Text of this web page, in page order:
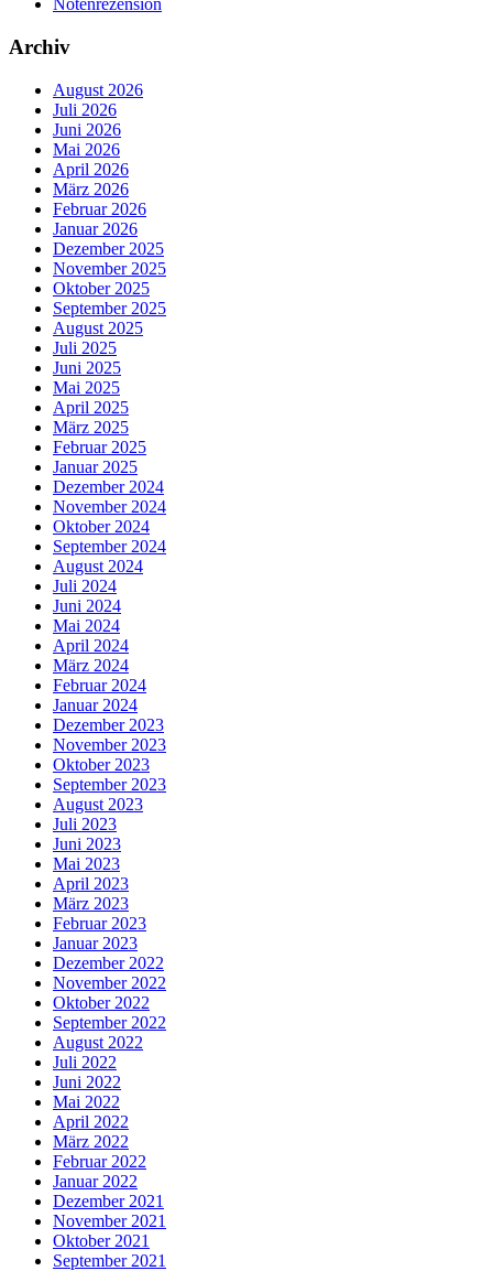
Notenrezension
Archiv
August 2026
Juli 2026
Juni 2026
Mai 2026
April 2026
März 2026
Februar 2026
Januar 2026
Dezember 2025
November 2025
Oktober 2025
September 2025
August 2025
Juli 2025
Juni 2025
Mai 2025
April 2025
März 2025
Februar 2025
Januar 2025
Dezember 2024
November 2024
Oktober 2024
September 2024
August 2024
Juli 2024
Juni 2024
Mai 2024
April 2024
März 2024
Februar 2024
Januar 2024
Dezember 2023
November 2023
Oktober 2023
September 2023
August 2023
Juli 2023
Juni 2023
Mai 2023
April 2023
März 2023
Februar 2023
Januar 2023
Dezember 2022
November 2022
Oktober 2022
September 2022
August 2022
Juli 2022
Juni 2022
Mai 2022
April 2022
März 2022
Februar 2022
Januar 2022
Dezember 2021
November 2021
Oktober 2021
September 2021